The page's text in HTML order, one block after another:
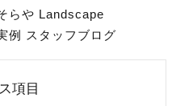
ビュー
らや Landscape
例 スタッフブログ
項目